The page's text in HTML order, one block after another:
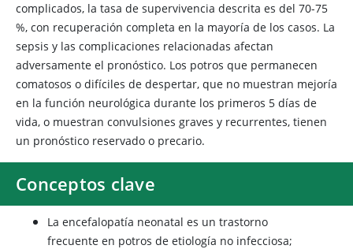
complicados, la tasa de supervivencia descrita es del 70-75
%, con recuperación completa en la mayoría de los casos. La
sepsis y las complicaciones relacionadas afectan
adversamente el pronóstico. Los potros que permanecen
comatosos o difíciles de despertar, que no muestran mejoría
en la función neurológica durante los primeros 5 días de
vida, o muestran convulsiones graves y recurrentes, tienen
un pronóstico reservado o precario.
Conceptos clave
La encefalopatía neonatal es un trastorno
frecuente en potros de etiología no infecciosa;